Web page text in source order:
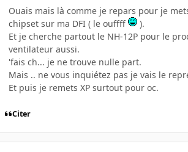
Ouais mais là comme je repars pour je
chipset sur ma DFI ( le ouffff
).
Et je cherche partout le NH-12P pour le
ventilateur aussi.
'fais ch... je ne trouve nulle part.
Mais .. ne vous inquiétez pas je vais le
Et puis je remets XP surtout pour oc.
Citer